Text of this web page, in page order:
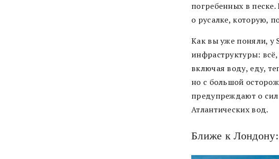
погребенных в
о русалке, которую,
Как вы уже поняли, у
инфраструктуры:
включая воду, еду,
но с большой
предупреждают о
Атлантических вод.
Ближе к